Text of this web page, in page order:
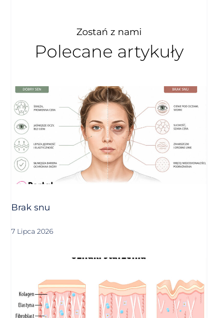
Zostań z nami
Polecane artykuły
Brak snu
7 Lipca 2026